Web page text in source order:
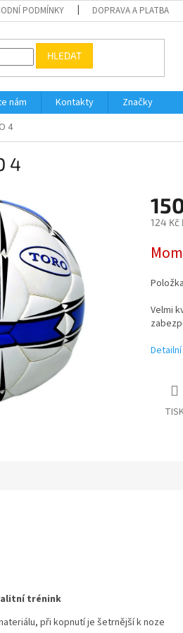
PODMÍNKY DOPRAVA A PLATBA
HLEDAT
nám Kontakty
Značky
4
4
124 Kč
cena:
Velmi
trénink
při kopnutí je šetrnější k noze